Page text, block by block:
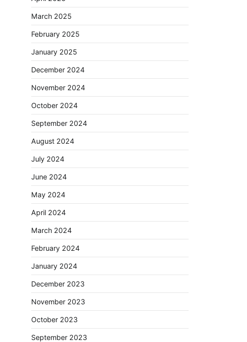
March 2025
February 2025
January 2025
December 2024
November 2024
October 2024
September 2024
August 2024
July 2024
June 2024
May 2024
April 2024
March 2024
February 2024
January 2024
December 2023
November 2023
October 2023
September 2023